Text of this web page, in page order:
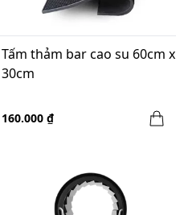
Tấm thảm bar cao su 60cm x
30cm
160.000 ₫